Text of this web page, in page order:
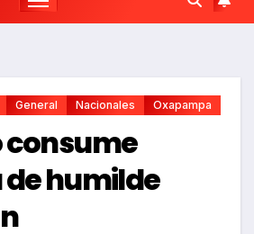
General Nacionales Oxapampa
consume
humilde